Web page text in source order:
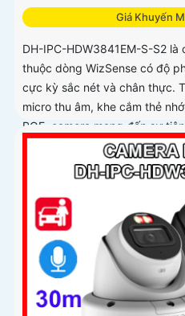
Giá Khuyến
DH-IPC-HDW3841EM-S-S2
thuộc dòng WizSense có độ
cực kỳ sắc nét và chân thực.
micro thu âm, khe cắm thẻ
POE, camera mang đến sự